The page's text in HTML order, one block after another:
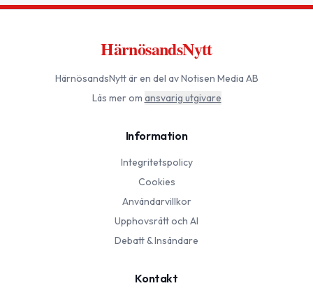
HärnösandsNytt
HärnösandsNyttär en del av Notisen Media AB
Läs mer om ansvarig utgivare
Information
Integritetspolicy
Cookies
Användarvillkor
Upphovsrätt och AI
Debatt & Insändare
Kontakt